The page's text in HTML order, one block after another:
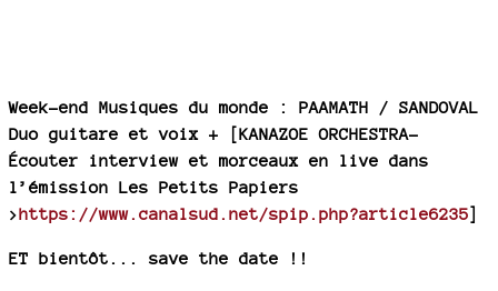
Week-end Musiques du monde : PAAMATH / SANDOVAL
Duo guitare et voix + [KANAZOE ORCHESTRA-
Écouter interview et morceaux en live dans
l’émission Les Petits Papiers
>https://www.canalsud.net/spip.php?article6235]
ET bientôt... save the date !!